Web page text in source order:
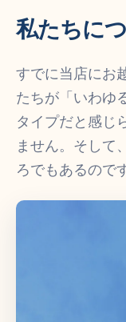
私たちに
すでに当店にお
たちが「いわゆ
タイプだと感じ
ません。そして
ろでもあるので